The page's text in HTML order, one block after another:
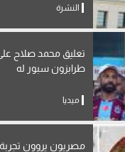
النشرة
تعليق محمد صلاح
طرابزون سبور له
ميديا
مصريون يروون تجربة